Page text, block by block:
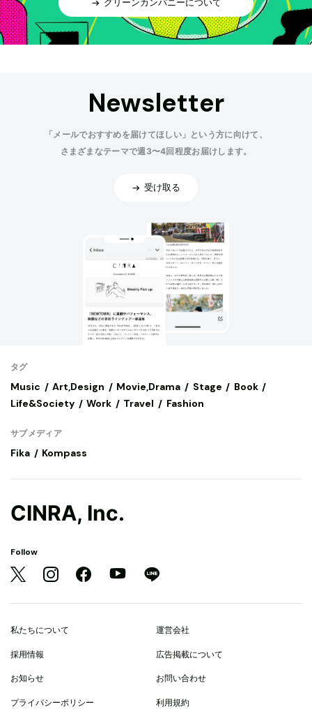
グリーンカンパニーについて
Newsletter
「メールでおすすめを届けてほしい」という方に向けて、
さまざまなテーマで週3〜4回程度お届けします。
受け取る
タグ
Music Art,Design Movie,Drama Stage
Book
Life&Society
Work Travel Fashion
サブメディア
Fika Kompass
CINRA, Inc.
Follow
私たちについて 運営会社
採用情報 広告掲載について
お知らせ お問い合わせ
プライバシーポリシー 利用規約